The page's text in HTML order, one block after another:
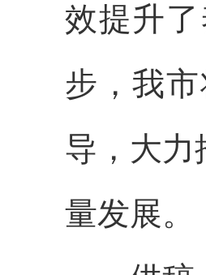
效提升
步，我
导，大力
量发展。